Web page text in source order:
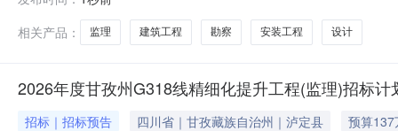
三、项目建设规模及内容：本项目主要对台山市台城环
淤后对湖底坑洼处平
相关产品：
监理 建筑工程 勘察 安装工程 设计
2026年度甘孜州G318线精细化提升工程(监理)招标计
招标｜招标预告 四川省｜甘孜藏族自治州｜泸定县
预算137